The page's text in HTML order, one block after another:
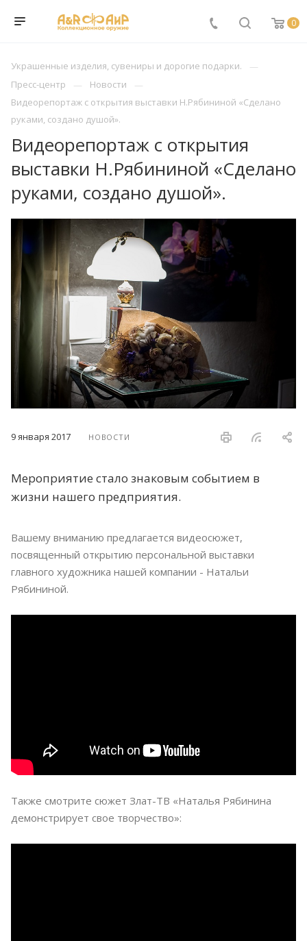
0
Украшенные изделия, сувениры и дорогие подарки.
Пресс-центр
Новости
Видеорепортаж с открытия выставки Н.Рябининой «Сделано
руками, создано душой».
Видеорепортаж с открытия
выставки Н.Рябининой «Сделано
руками, создано душой».
9 января 2017 НОВОСТИ
Мероприятие стало знаковым событием в
жизни нашего предприятия.
Вашему вниманию предлагается видеосюжет,
посвященный открытию персональной выставки
главного художника нашей компании - Натальи
Рябининой.
Также смотрите сюжет Злат-ТВ «Наталья Рябинина
демонстрирует свое творчество»: